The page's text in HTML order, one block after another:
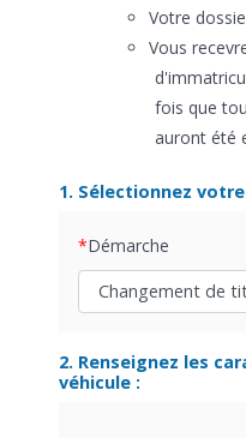
Votre
Vous
fois que
auront été
1. Sélectionnez
Démarche
2. Renseignez les
véhicule :